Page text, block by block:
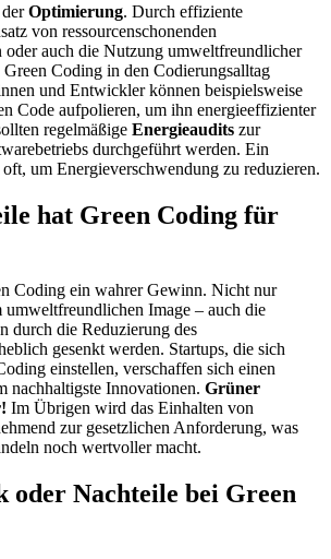
Optimierung. Durch effiziente
von ressourcenschonenden
oder auch die Nutzung umweltfreundlicher
Coding in den Codierungsalltag
und Entwickler können beispielsweise
Code aufpolieren, um ihn energieeffizienter
regelmäßige Energieaudits zur
durchgeführt werden. Ein
um Energieverschwendung zu reduzieren.
hat Green Coding für
Coding ein wahrer Gewinn. Nicht nur
umweltfreundlichen Image – auch die
durch die Reduzierung des
gesenkt werden. Startups, die sich
einstellen, verschaffen sich einen
nachhaltigste Innovationen. Grüner
Im Übrigen wird das Einhalten von
zur gesetzlichen Anforderung, was
noch wertvoller macht.
Nachteile bei Green